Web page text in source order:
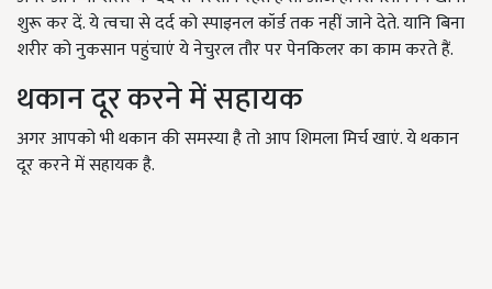
शुरू कर दें. ये त्वचा से दर्द को स्पाइनल कॉर्ड तक नहीं जाने देते. यानि बिना
शरीर को नुकसान पहुंचाएं ये नेचुरल तौर पर पेनकिलर का काम करते हैं.
थकान दूर करने में सहायक
अगर आपको भी थकान की समस्या है तो आप शिमला मिर्च खाएं. ये थकान
दूर करने में सहायक है.